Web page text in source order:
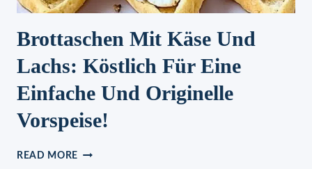
Brottaschen Mit Käse Und
Lachs: Köstlich Für Eine
Einfache Und Originelle
Vorspeise!
READ MORE BROTTASCHEN